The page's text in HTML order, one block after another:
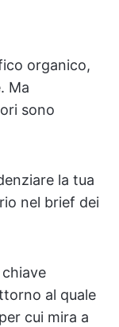
organico,
Ma
sono
la tua
nel brief dei
al quale
cui mira a